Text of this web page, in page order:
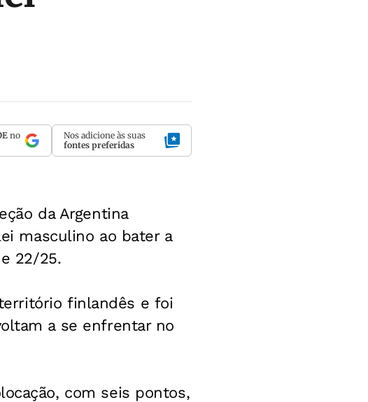
no
Nos adicione às suas
fontes preferidas
da Argentina
masculino ao bater a
22/25.
finlandês e foi
a se enfrentar no
com seis pontos,